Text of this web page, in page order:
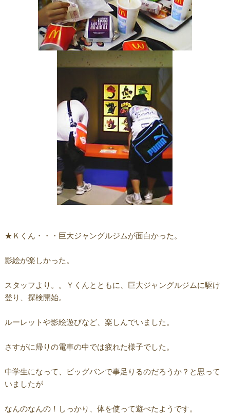
★Ｋくん・・・巨大ジャングルジムが面白かった。
影絵が楽しかった。
スタッフより。。Ｙくんとともに、巨大ジャングルジムに駆け
登り、探検開始。
ルーレットや影絵遊びなど、楽しんでいました。
さすがに帰りの電車の中では疲れた様子でした。
中学生になって、ビッグバンで事足りるのだろうか？と思って
いましたが
なんのなんの！しっかり、体を使って遊べたようです。